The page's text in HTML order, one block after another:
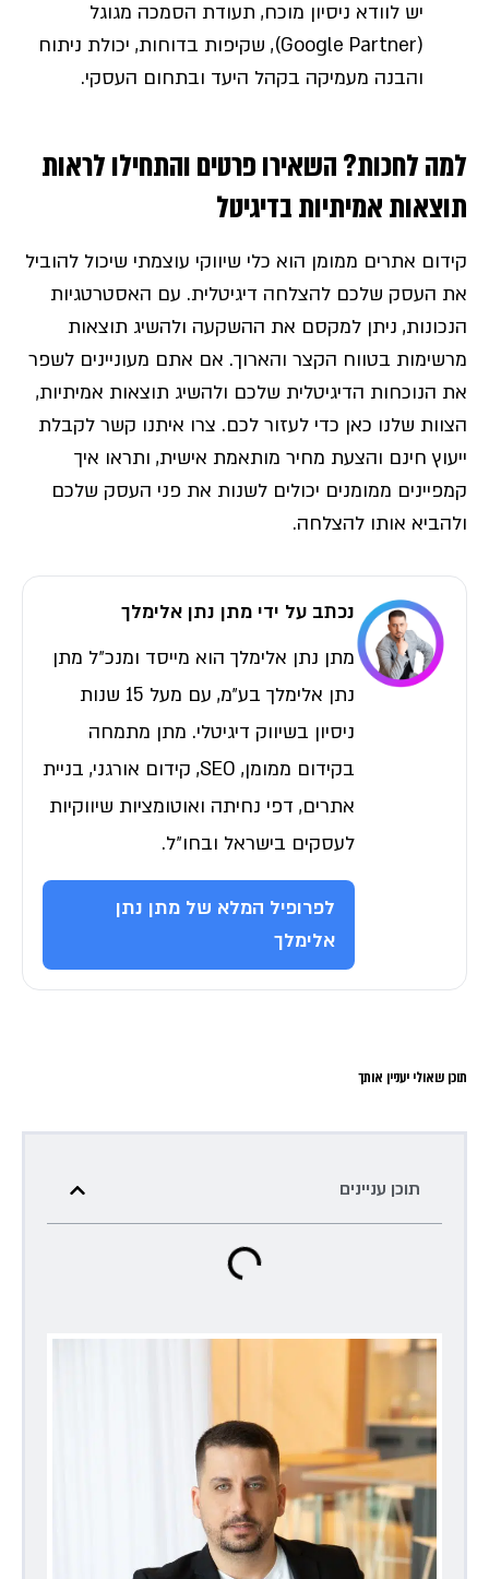
יש לוודא ניסיון מוכח, תעודת הסמכה מגוגל
(Google Partner), שקיפות בדוחות, יכולת ניתוח
והבנה מעמיקה בקהל היעד ובתחום העסקי.
למה לחכות? השאירו פרטים והתחילו לראות
תוצאות אמיתיות בדיגיטל
קידום אתרים ממומן הוא כלי שיווקי עוצמתי שיכול להוביל
את העסק שלכם להצלחה דיגיטלית. עם האסטרטגיות
הנכונות, ניתן למקסם את ההשקעה ולהשיג תוצאות
מרשימות בטווח הקצר והארוך. אם אתם מעוניינים לשפר
את הנוכחות הדיגיטלית שלכם ולהשיג תוצאות אמיתיות,
הצוות שלנו כאן כדי לעזור לכם. צרו איתנו קשר לקבלת
ייעוץ חינם והצעת מחיר מותאמת אישית, ותראו איך
קמפיינים ממומנים יכולים לשנות את פני העסק שלכם
ולהביא אותו להצלחה.
נכתב על ידי מתן נתן אלימלך
מתן נתן אלימלך הוא מייסד ומנכ״ל מתן
נתן אלימלך בע״מ, עם מעל 15 שנות
ניסיון בשיווק דיגיטלי. מתן מתמחה
בקידום ממומן, SEO, קידום אורגני, בניית
אתרים, דפי נחיתה ואוטומציות שיווקיות
לעסקים בישראל ובחו״ל.
לפרופיל המלא של מתן נתן
אלימלך
תוכן שאולי יעניין אותך
תוכן עניינים